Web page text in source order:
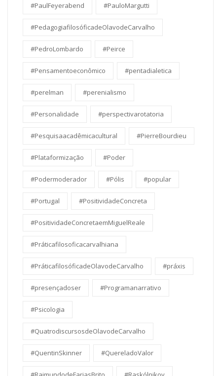
#PaulFeyerabend #PauloMargutti
#PedagogiafilosóficadeOlavodeCarvalho
#PedroLombardo #Peirce
#Pensamentoeconômico #pentadialetica
#perelman #perenialismo
#Personalidade #perspectivarotatoria
#Pesquisaacadêmicacultural #PierreBourdieu
#Plataformização #Poder
#Podermoderador #Pólis #popular
#Portugal #PositividadeConcreta
#PositividadeConcretaemMiguelReale
#Práticafilosoficacarvalhiana
#PráticafilosóficadeOlavodeCarvalho #práxis
#presençadoser #Programanarrativo
#Psicologia
#QuatrodiscursosdeOlavodeCarvalho
#QuentinSkinner #QuereladoValor